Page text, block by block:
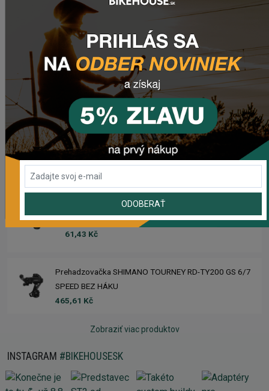
2 420,18 Kč
Zimušné Rukavice CHROMAG SIGNAL
1 104,44 Kč
Sedlo CHROMAG TRAILMASTER DT V2
2 223,62 Kč
Rebuild kit pedálov CHROMAG SYNTH
1 006,16 Kč
Náhradný gumový diel pre košík CRUSSIS YBC-01
61,43 Kč
Prehadzovačka SHIMANO TOURNEY RD-TY200 GS 6/7
SPEED BEZ HÁKU
465,61 Kč
Zobraziť viac produktov
INSTAGRAM #BIKEHOUSESK
ODOBERAŤ